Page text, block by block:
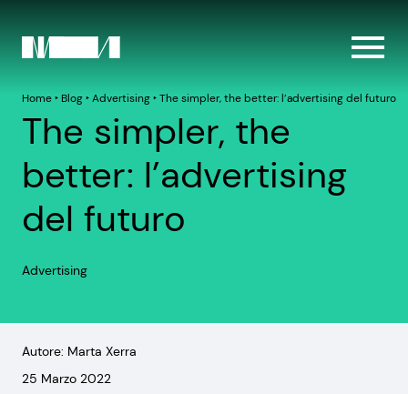
Home‣ Blog‣Advertising‣The simpler, the better: l’advertising del futuro
The simpler, the
better: l’advertising
del futuro
Advertising
Autore: Marta Xerra
25 Marzo 2022